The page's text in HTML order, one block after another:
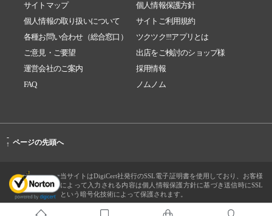
サイトマップ
個人情報保護方針
個人情報の取り扱いについて
サイトご利用規約
各種お問い合わせ（総合窓口）
ツクツク!!!アプリとは
ご意見・ご要望
出店をご検討のショップ様
運営会社のご案内
採用情報
FAQ
ノムノム
-
↑ ページの先頭へ
当サイトはDigiCert社発行のSSL電子証明書を使用しており、お客様
によって入力される内容は個人情報保護方針に基づき送信時にSSL
という暗号化技術によって保護されます。